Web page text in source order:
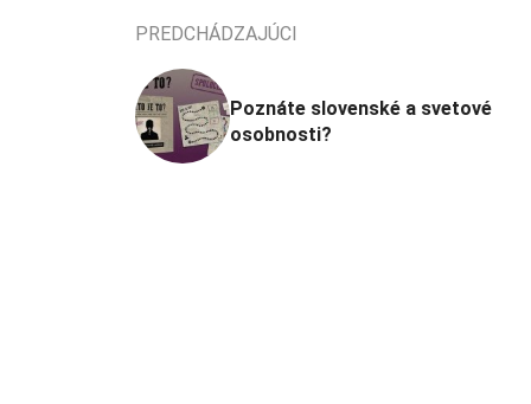
PREDCHÁDZAJÚCI
Poznáte slovenské a svetové
osobnosti?